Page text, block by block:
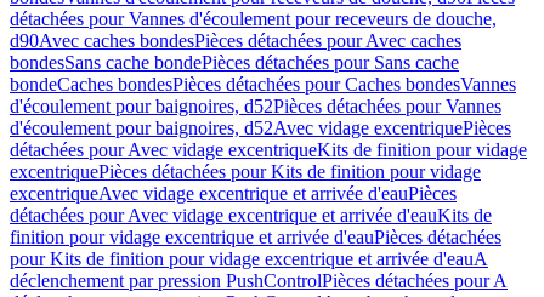
détachées pour Vannes d'écoulement pour receveurs de douche,
d90Avec caches bondesPièces détachées pour Avec caches
bondesSans cache bondePièces détachées pour Sans cache
bondeCaches bondesPièces détachées pour Caches bondesVannes
d'écoulement pour baignoires, d52Pièces détachées pour Vannes
d'écoulement pour baignoires, d52Avec vidage excentriquePièces
détachées pour Avec vidage excentriqueKits de finition pour vidage
excentriquePièces détachées pour Kits de finition pour vidage
excentriqueAvec vidage excentrique et arrivée d'eauPièces
détachées pour Avec vidage excentrique et arrivée d'eauKits de
finition pour vidage excentrique et arrivée d'eauPièces détachées
pour Kits de finition pour vidage excentrique et arrivée d'eauA
déclenchement par pression PushControlPièces détachées pour A